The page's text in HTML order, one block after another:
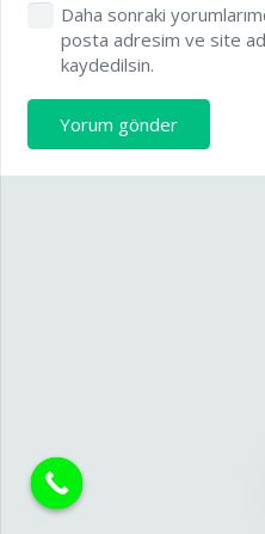
Daha sonraki
posta adresim ve site
kaydedilsin.
Yorum gönder